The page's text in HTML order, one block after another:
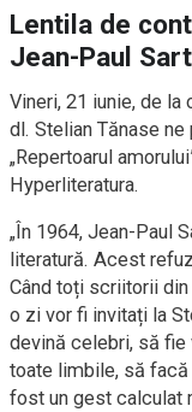
Lentila de
Jean-Paul
Vineri, 21 iunie, de la
dl. Stelian Tănase ne
„Repertoarul
Hyperliteratura.
„În 1964, Jean-Paul
literatură. Acest
Când toți scriitorii
o zi vor fi invitați la
devină celebri, să fie
toate limbile, să facă
fost un gest calculat